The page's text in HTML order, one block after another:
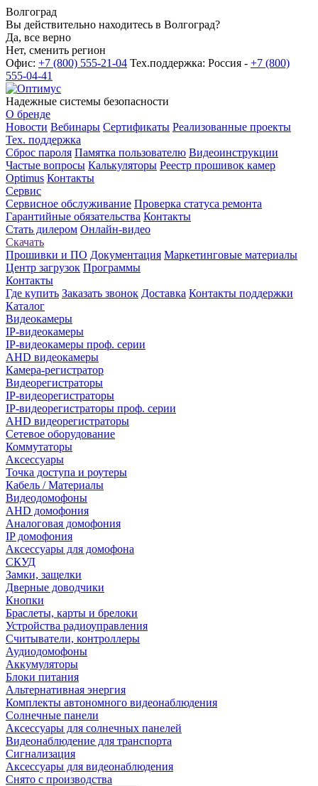
Волгоград
Вы действительно находитесь в Волгоград?
Да, все верно
Нет, сменить регион
Офис: +7 (800) 555-21-04 Тех.поддержка: Россия - +7 (800)
555-04-41
Надежные системы безопасности
О бренде
Новости Вебинары Сертификаты Реализованные проекты
Тех. поддержка
Сброс пароля Памятка пользователю Видеоинструкции
Частые вопросы Калькуляторы Реестр прошивок камер
Optimus Контакты
Сервис
Сервисное обслуживание Проверка статуса ремонта
Гарантийные обязательства Контакты
Стать дилером Онлайн-видео
Скачать
Прошивки и ПО Документация Маркетинговые материалы
Центр загрузок Программы
Контакты
Где купить Заказать звонок Доставка Контакты поддержки
Каталог
Видеокамеры
IP-видеокамеры
IP-видеокамеры проф. серии
AHD видеокамеры
Камера-регистратор
Видеорегистраторы
IP-видеорегистраторы
IP-видеорегистраторы проф. серии
AHD видеорегистраторы
Сетевое оборудование
Коммутаторы
Аксессуары
Точка доступа и роутеры
Кабель / Материалы
Видеодомофоны
AHD домофония
Аналоговая домофония
IP домофония
Аксессуары для домофона
СКУД
Замки, защелки
Дверные доводчики
Кнопки
Браслеты, карты и брелоки
Устройства радиоуправления
Считыватели, контроллеры
Аудиодомофоны
Аккумуляторы
Блоки питания
Альтернативная энергия
Комплекты автономного видеонаблюдения
Солнечные панели
Аксессуары для солнечных панелей
Видеонаблюдение для транспорта
Сигнализация
Аксессуары для видеонаблюдения
Снято с производства